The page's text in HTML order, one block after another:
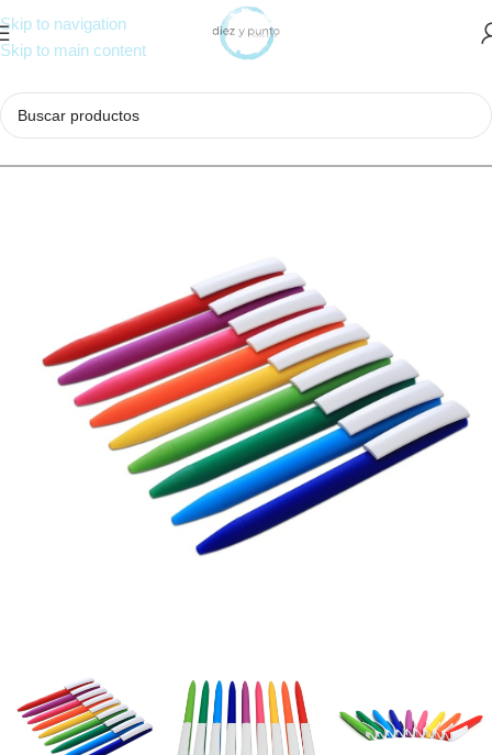
Skip to navigation
Skip to main content